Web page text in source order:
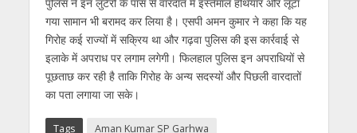
गया सामान भी बरामद कर लिया है। एसपी अमन कुमार ने कहा कि यह
गिरोह कई राज्यों में सक्रिय था और गढ़वा पुलिस की इस कार्रवाई से
इलाके में अपराध पर लगाम लगेगी। फिलहाल पुलिस इन अपराधियों से
पूछताछ कर रही है ताकि गिरोह के अन्य सदस्यों और पिछली वारदातों
का पता लगाया जा सके।
Tags
Aman Kumar SP Garhwa